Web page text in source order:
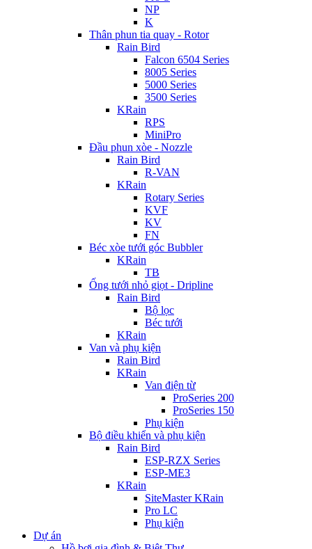
NP
K
Thân phun tia quay - Rotor
Rain Bird
Falcon 6504 Series
8005 Series
5000 Series
3500 Series
KRain
RPS
MiniPro
Đầu phun xòe - Nozzle
Rain Bird
R-VAN
KRain
Rotary Series
KVF
KV
FN
Béc xòe tưới góc Bubbler
KRain
TB
Ống tưới nhỏ giọt - Dripline
Rain Bird
Bộ lọc
Béc tưới
KRain
Van và phụ kiện
Rain Bird
KRain
Van điện từ
ProSeries 200
ProSeries 150
Phụ kiện
Bộ điều khiển và phụ kiện
Rain Bird
ESP-RZX Series
ESP-ME3
KRain
SiteMaster KRain
Pro LC
Phụ kiện
Dự án